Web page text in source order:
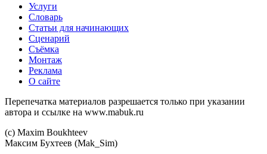
Услуги
Словарь
Статьи для начинающих
Сценарий
Съёмка
Монтаж
Реклама
О сайте
Перепечатка материалов разрешается только при указании
автора и ссылке на www.mabuk.ru
(c) Maхim Boukhteev
Максим Бухтеев (Mak_Sim)